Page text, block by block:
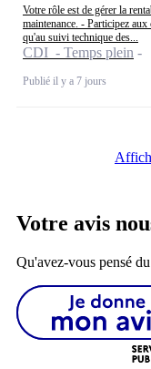
Votre rôle est de gérer la
maintenance. - Participez
qu'au suivi technique des...
CDI - Temps plein
Publié il y a 7 jours
Votre avis
Qu'avez-vous pensé